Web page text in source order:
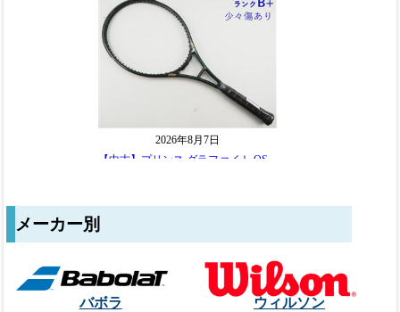
メーカー別
バボラ ウィルソン